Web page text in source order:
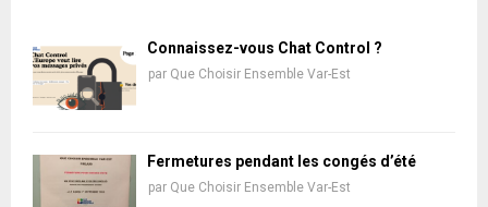
Connaissez-vous Chat Control ?
par Que Choisir Ensemble Var-Est
Fermetures pendant les congés d’été
par Que Choisir Ensemble Var-Est